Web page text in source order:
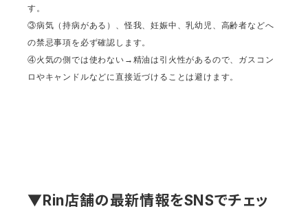
す。
③病気（持病がある）、怪我、妊娠中、乳幼児、高齢者などへ
の禁忌事項を必ず確認します。
④火気の側では使わない→精油は引火性があるので、ガスコン
ロやキャンドルなどに直接近づけることは避けます。
▼Rin店舗の最新情報をSNSでチェッ